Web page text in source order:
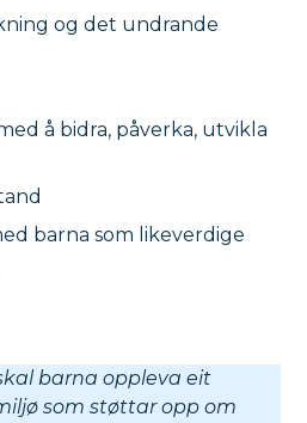
og det undrande
å bidra, påverka, utvikla
barna som likeverdige
barna oppleva eit
som støttar opp om